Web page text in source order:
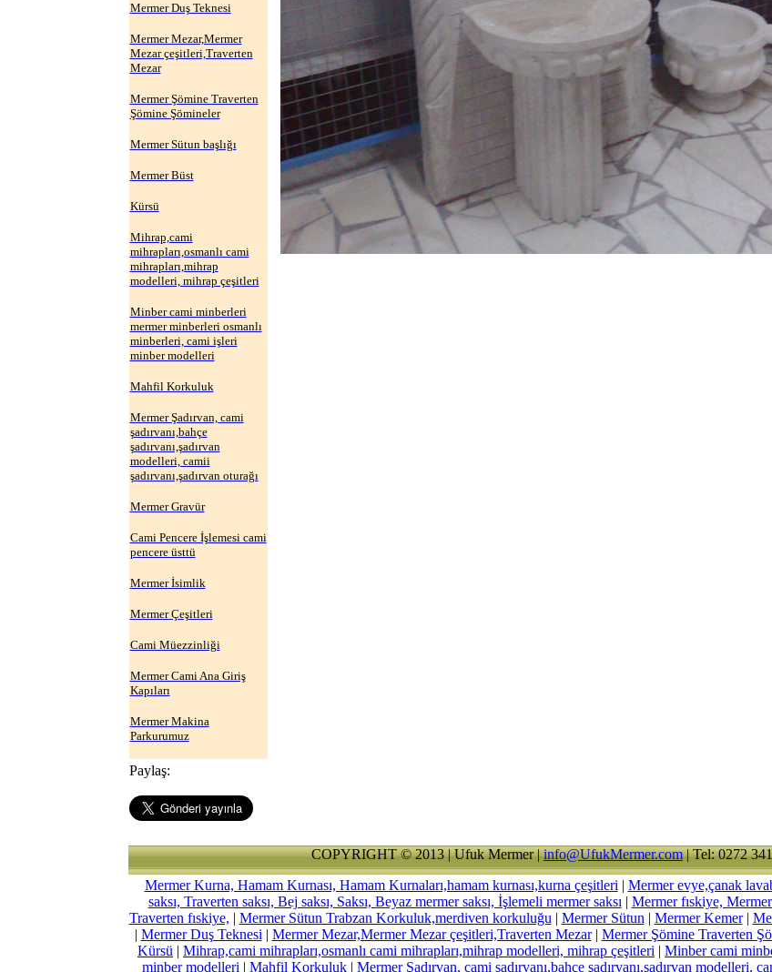
Mermer Duş Teknesi
Mermer Mezar,Mermer
Mezar çeşitleri,Traverten
Mezar
Mermer Şömine Traverten
Şömine Şömineler
Mermer Sütun başlığı
Mermer Büst
Kürsü
Mihrap,cami
mihrapları,osmanlı cami
mihrapları,mihrap
modelleri, mihrap çeşitleri
Minber cami minberleri
mermer minberleri osmanlı
minberleri, cami işleri
minber modelleri
Mahfil Korkuluk
Mermer Şadırvan, cami
şadırvanı,bahçe
şadırvanı,şadırvan
modelleri, camii
şadırvanı,şadırvan oturağı
Mermer Gravür
Cami Pencere İşlemesi cami
pencere üsttü
Mermer İsimlik
Mermer Çeşitleri
Cami Müezzinliği
Mermer Cami Ana Giriş
Kapıları
Mermer Makina
Parkurumuz
Paylaş:
COPYRIGHT © 2013 | Ufuk Mermer |info@UfukMermer.com| Tel: 0272
Mermer Kurna, Hamam Kurnası, Hamam Kurnaları,hamam kurnası,kurna çeşitleri | Mermer evye,çanak
saksı, Traverten saksı, Bej saksı, Saksı, Beyaz mermer saksı, İşlemeli mermer saksı | Mermer fıskiye,
Traverten fıskiye, | Mermer Sütun Trabzan Korkuluk,merdiven korkuluğu | Mermer Sütun | Mermer Kemer|
| Mermer Duş Teknesi | Mermer Mezar,Mermer Mezar çeşitleri,Traverten Mezar| Mermer Şömine Traverten
Kürsü | Mihrap,cami mihrapları,osmanlı cami mihrapları,mihrap modelleri, mihrap çeşitleri | Minber cami
minber modelleri | Mahfil Korkuluk | Mermer Şadırvan, cami şadırvanı,bahçe şadırvanı,şadırvan modelleri,